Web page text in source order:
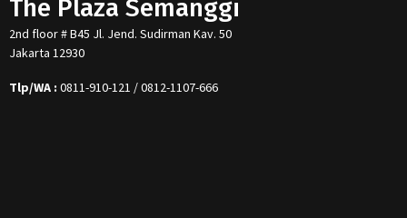
The Plaza Semanggi
2nd floor # B45 Jl. Jend. Sudirman Kav. 50
Jakarta 12930
Tlp/WA : 0811-910-121 / 0812-1107-666